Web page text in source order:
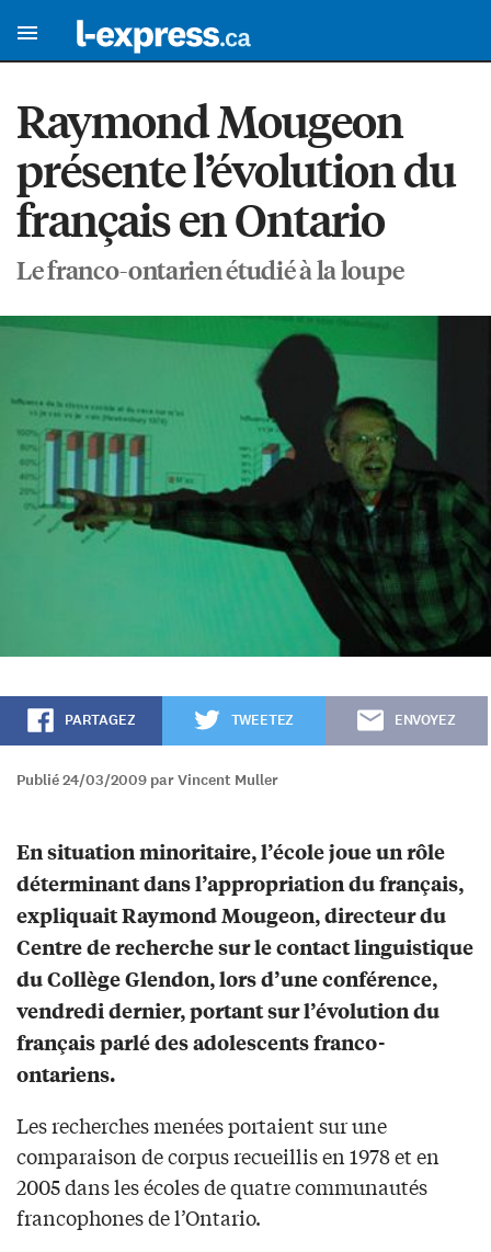
Raymond Mougeon
présente l’évolution du
français en Ontario
Le franco-ontarien étudié à la loupe
PARTAGEZ TWEETEZ ENVOYEZ
Publié 24/03/2009 par Vincent Muller
En situation minoritaire, l’école joue un rôle
déterminant dans l’appropriation du français,
expliquait Raymond Mougeon, directeur du
Centre de recherche sur le contact linguistique
du Collège Glendon, lors d’une conférence,
vendredi dernier, portant sur l’évolution du
français parlé des adolescents franco-
ontariens.
Les recherches menées portaient sur une
comparaison de corpus recueillis en 1978 et en
2005 dans les écoles de quatre communautés
francophones de l’Ontario.